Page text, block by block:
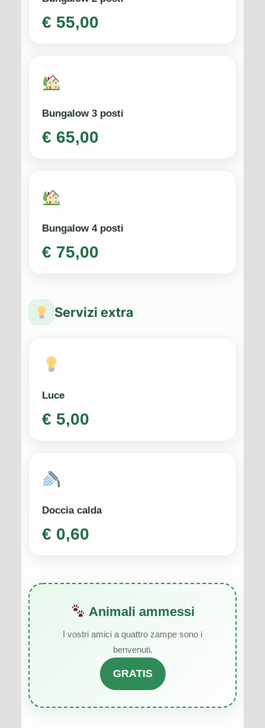
€ 55,00
Bungalow 3 posti
€ 65,00
Bungalow 4 posti
€ 75,00
Servizi extra
Luce
€ 5,00
Doccia calda
€ 0,60
Animali ammessi
I vostri amici a quattro zampe sono i
benvenuti.
GRATIS